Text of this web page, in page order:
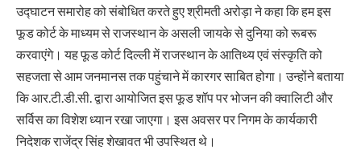
उद्घाटन समारोह को संबोधित करते हुए श्रीमती अरोड़ा ने कहा कि हम इस
फूड कोर्ट के माध्यम से राजस्थान के असली जायके से दुनिया को रूबरू
करवाएंगे। यह फूड कोर्ट दिल्ली में राजस्थान के आतिथ्य एवं संस्कृति को
सहजता से आम जनमानस तक पहुंचाने में कारगर साबित होगा। उन्होंने बताया
कि आर.टी.डी.सी. द्वारा आयोजित इस फूड शॉप पर भोजन की क्वालिटी और
सर्विस का विशेश ध्यान रखा जाएगा। इस अवसर पर निगम के कार्यकारी
निदेशक राजेंद्र सिंह शेखावत भी उपस्थित थे।